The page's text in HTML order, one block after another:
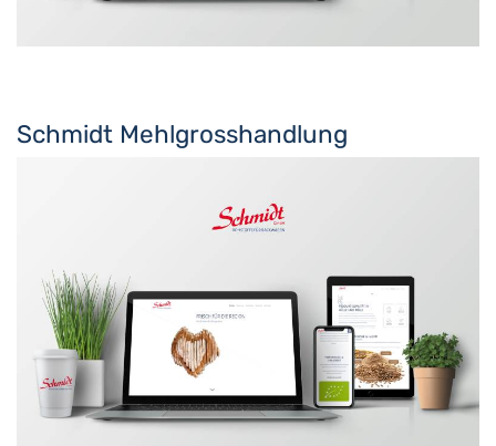
Schmidt Mehlgrosshandlung